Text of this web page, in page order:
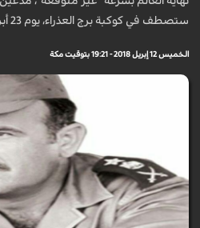
ستصطف في كوكبة برج العذراء، يوم 23 أبريل الجاري.
الخميس 12 إبريل 2018 - 19:21 بتوقيت مكة